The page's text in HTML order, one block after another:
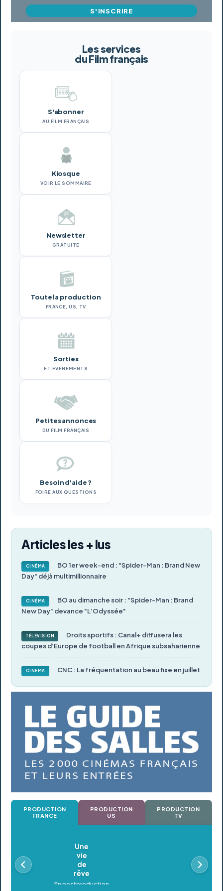
S'INSCRIRE
Les services
du Film français
S'abonner
AU FILM FRANÇAIS
Kiosque
VOIR LE SOMMAIRE
Newsletter
GRATUITE
Toute la production
FRANCE, US, TV
Sorties
ET ÉVÉNEMENTS
Petites annonces
DU FILM FRANÇAIS
Besoin d'aide ?
FOIRE AUX QUESTIONS
Articles les + lus
CINÉMA
BO 1er week-end : "Spider-Man : Brand New
Day" déjà multimillionnaire
CINÉMA
BO au dimanche soir : "Spider-Man : Brand
New Day" devance "L’Odyssée"
TÉLÉVISION
Droits sportifs : Canal+ diffusera les
coupes d’Europe de football en Afrique subsaharienne
CINÉMA CNC : La fréquentation au beau fixe en juillet
PRODUCTION
FRANCE
PRODUCTION
US
PRODUCTION
TV
Oldeupe
En postproduction